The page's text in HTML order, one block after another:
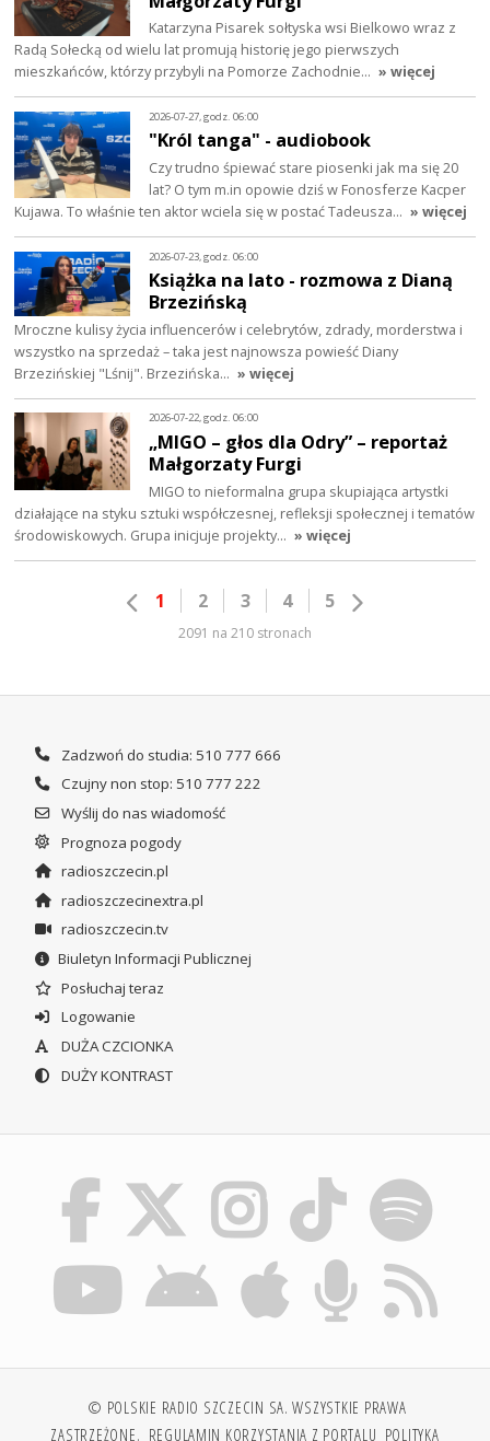
Katarzyna Pisarek sołtyska wsi Bielkowo wraz z
Radą Sołecką od wielu lat promują historię jego pierwszych
mieszkańców, którzy przybyli na Pomorze Zachodnie… » więcej
2026-07-27, godz. 06:00
"Król tanga" - audiobook
Czy trudno śpiewać stare piosenki jak ma się 20
lat? O tym m.in opowie dziś w Fonosferze Kacper
Kujawa. To właśnie ten aktor wciela się w postać Tadeusza… » więcej
2026-07-23, godz. 06:00
Książka na lato - rozmowa z Dianą
Brzezińską
Mroczne kulisy życia influencerów i celebrytów, zdrady, morderstwa i
wszystko na sprzedaż – taka jest najnowsza powieść Diany
Brzezińskiej "Lśnij". Brzezińska… » więcej
2026-07-22, godz. 06:00
„MIGO – głos dla Odry” – reportaż
Małgorzaty Furgi
MIGO to nieformalna grupa skupiająca artystki
działające na styku sztuki współczesnej, refleksji społecznej i tematów
środowiskowych. Grupa inicjuje projekty… » więcej
1 2 3 4 5
2091 na 210 stronach
Zadzwoń do studia: 510 777 666
Czujny non stop: 510 777 222
Wyślij do nas wiadomość
Prognoza pogody
radioszczecin.pl
radioszczecinextra.pl
radioszczecin.tv
Biuletyn Informacji Publicznej
Posłuchaj teraz
Logowanie
DUŻA CZCIONKA
DUŻY KONTRAST
© POLSKIE RADIO SZCZECIN SA. WSZYSTKIE PRAWA
ZASTRZEŻONE. REGULAMIN KORZYSTANIA Z PORTALU POLITYKA